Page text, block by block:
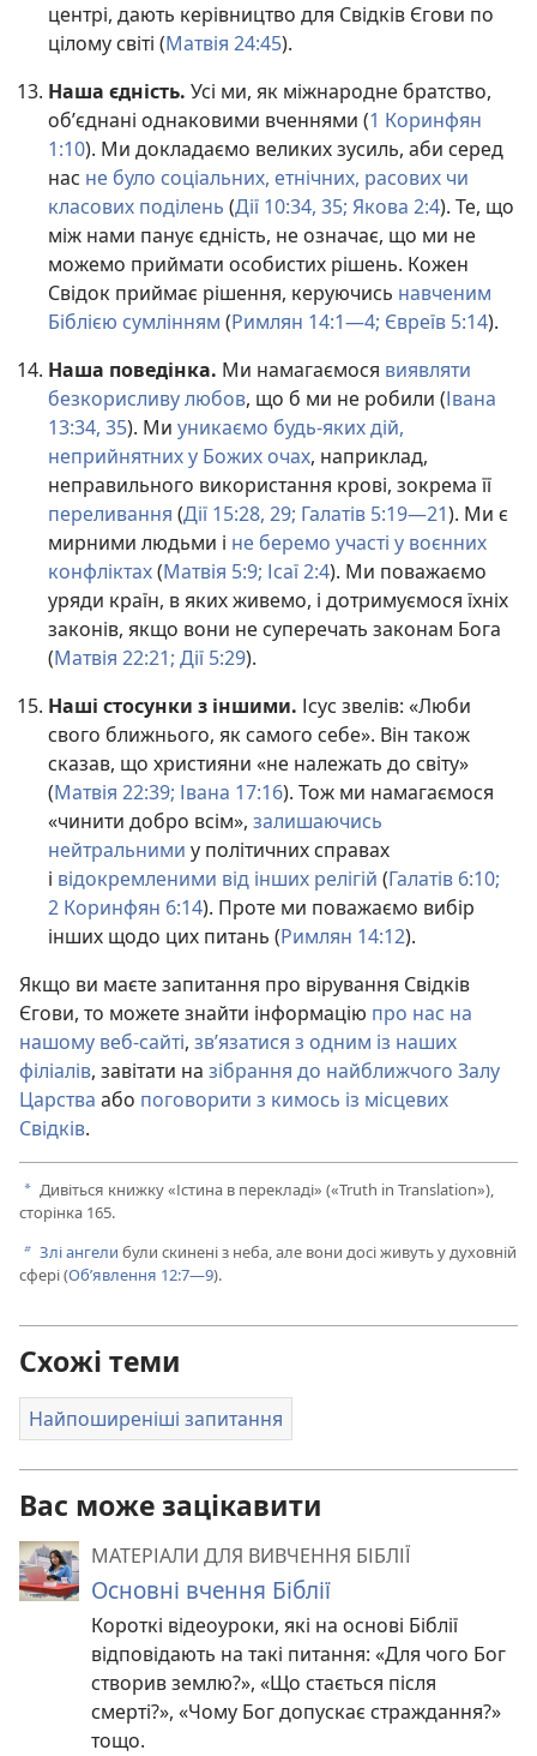
центрі, дають керівництво для Свідків Єгови по
цілому світі (Матвія 24:45).
Наша єдність. Усі ми, як міжнародне братство,
об’єднані однаковими вченнями (1 Коринфян
1:10). Ми докладаємо великих зусиль, аби серед
нас не було соціальних, етнічних, расових чи
класових поділень (Дії 10:34, 35; Якова 2:4). Те, що
між нами панує єдність, не означає, що ми не
можемо приймати особистих рішень. Кожен
Свідок приймає рішення, керуючись навченим
Біблією сумлінням (Римлян 14:1—4; Євреїв 5:14).
Наша поведінка. Ми намагаємося виявляти
безкорисливу любов, що б ми не робили (Івана
13:34, 35). Ми уникаємо будь-яких дій,
неприйнятних у Божих очах, наприклад,
неправильного використання крові, зокрема її
переливання (Дії 15:28, 29; Галатів 5:19—21). Ми є
мирними людьми і не беремо участі у воєнних
конфліктах(Матвія 5:9; Ісаї 2:4). Ми поважаємо
уряди країн, в яких живемо, і дотримуємося їхніх
законів, якщо вони не суперечать законам Бога
(Матвія 22:21; Дії 5:29).
Наші стосунки з іншими. Ісус звелів: «Люби
свого ближнього, як самого себе». Він також
сказав, що християни «не належать до світу»
(Матвія 22:39; Івана 17:16). Тож ми намагаємося
«чинити добро всім», залишаючись
нейтральними у політичних справах
і відокремленими від інших релігій (Галатів 6:10;
2 Коринфян 6:14). Проте ми поважаємо вибір
інших щодо цих питань (Римлян 14:12).
Якщо ви маєте запитання про вірування Свідків
Єгови, то можете знайти інформацію про нас на
нашому веб-сайті, зв’язатися з одним із наших
філіалів, завітати на зібрання до найближчого Залу
Царства або поговорити з кимось із місцевих
Свідків.
a Дивіться книжку «Істина в перекладі» («Truth in Translation»),
сторінка 165.
b Злі ангели були скинені з неба, але вони досі живуть у духовній
сфері (Об’явлення 12:7—9).
Схожі теми
Найпоширеніші запитання
Вас може зацікавити
МАТЕРІАЛИ ДЛЯ ВИВЧЕННЯ БІБЛІЇ
Основні вчення Біблії
Короткі відеоуроки, які на основі Біблії
відповідають на такі питання: «Для чого Бог
створив землю?», «Що стається після
смерті?», «Чому Бог допускає страждання?»
тощо.